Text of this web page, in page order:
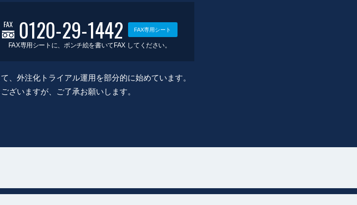
FAX 0120-29-1442 FAX専用シート
FAX専用シートに、ポンチ絵を書いてFAX してください。
、外注化トライアル運用を部分的に始めています。
ざいますが、ご了承お願いします。